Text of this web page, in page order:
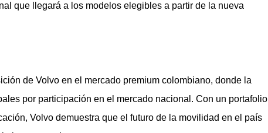
que llegará a los modelos elegibles a partir de la nueva
de Volvo en el mercado premium colombiano, donde la
por participación en el mercado nacional. Con un portafolio
Volvo demuestra que el futuro de la movilidad en el país